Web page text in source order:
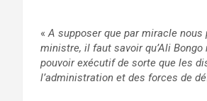
«A supposer que par miracle
ministre, il faut savoir qu’Ali
pouvoir exécutif de sorte que les
l’administration et des forces de